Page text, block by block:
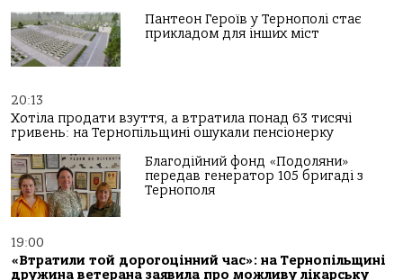
Пантеон Героїв у Тернополі стає
прикладом для інших міст
20:13
Хотіла продати взуття, а втратила понад 63 тисячі
гривень: на Тернопільщині ошукали пенсіонерку
Благодійний фонд «Подоляни»
передав генератор 105 бригаді з
Тернополя
19:00
«Втратили той дорогоцінний час»: на Тернопільщині
дружина ветерана заявила про можливу лікарську